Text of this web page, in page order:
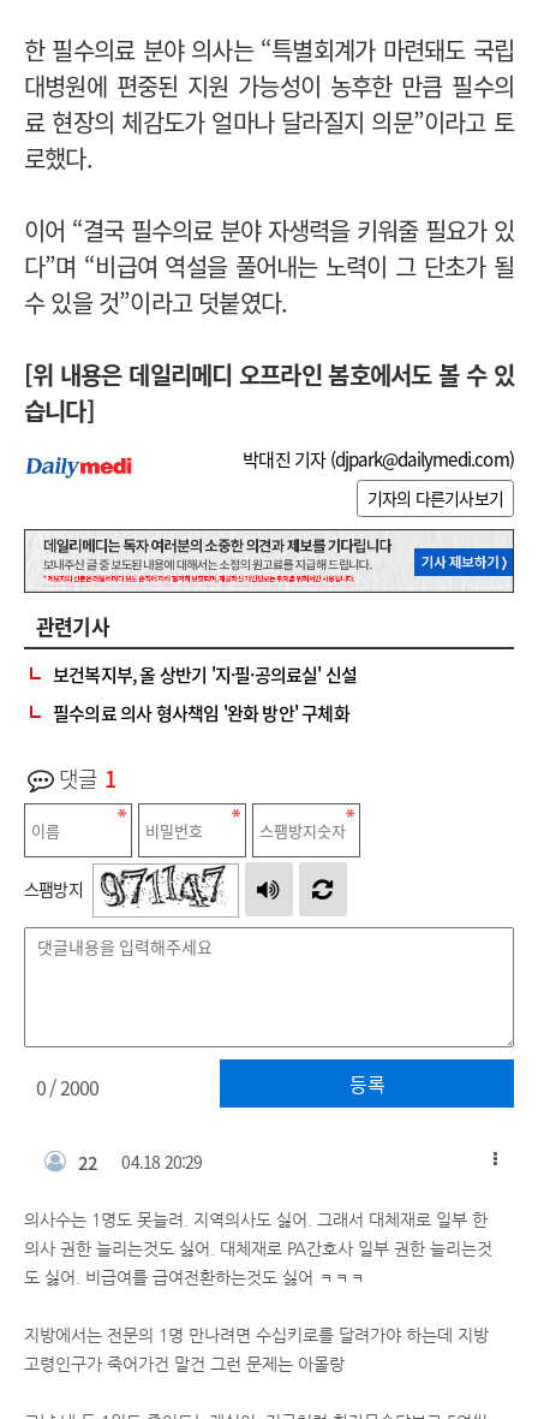
한 필수의료 분야 의사는 “특별회계가 마련돼도 국립
대병원에 편중된 지원 가능성이 농후한 만큼 필수의
료 현장의 체감도가 얼마나 달라질지 의문”이라고 토
로했다.
이어 “결국 필수의료 분야 자생력을 키워줄 필요가 있
다”며 “비급여 역설을 풀어내는 노력이 그 단초가 될
수 있을 것”이라고 덧붙였다.
[위 내용은 데일리메디 오프라인 봄호에서도 볼 수 있
습니다]
박대진 기자 (djpark@dailymedi.com)
기자의 다른기사보기
관련기사
보건복지부, 올 상반기 '지·필·공의료실' 신설
필수의료 의사 형사책임 '완화 방안' 구체화
댓글 1
스팸방지
등록
0/ 2000
22 04.18 20:29
의사수는 1명도 못늘려. 지역의사도 싫어. 그래서 대체재로 일부 한
의사 권한 늘리는것도 싫어. 대체재로 PA간호사 일부 권한 늘리는것
도 싫어. 비급여를 급여전환하는것도 싫어 ㅋㅋㅋ
지방에서는 전문의 1명 만나려면 수십키로를 달려가야 하는데 지방
고령인구가 죽어가건 말건 그런 문제는 아몰랑